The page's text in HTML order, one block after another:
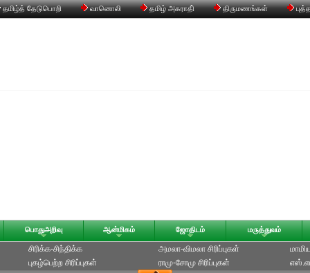
தமிழ்த் தேடுபொறி வானொலி தமிழ் அகராதி் திருமணங்கள்
பொதுஅறிவு ஆன்மிகம் ஜோதிடம் மருத்துவம்
சிரிக்க-சிந்திக்க
புகழ்பெற்ற சிரிப்புகள்
அமலா-விமலா சிரிப்புகள்
ராமு-சோமு சிரிப்புகள்